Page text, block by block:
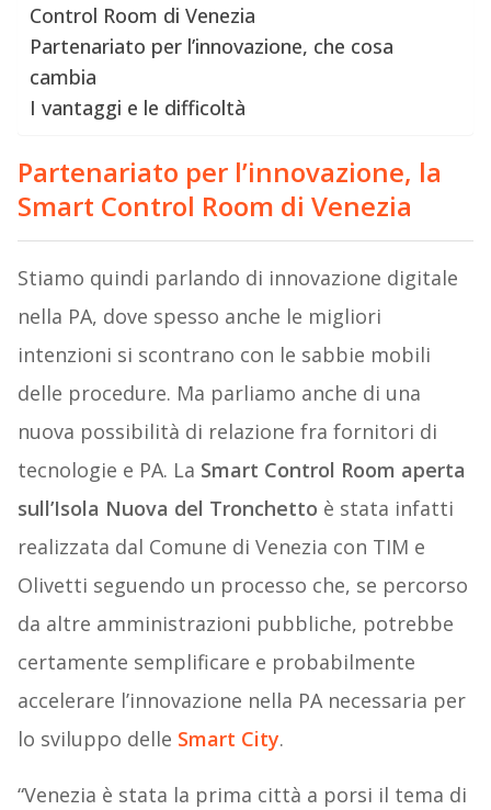
Control Room di Venezia
Partenariato per l’innovazione, che cosa
cambia
I vantaggi e le difficoltà
Partenariato per l’innovazione, la
Smart Control Room di Venezia
Stiamo quindi parlando di innovazione digitale
nella PA, dove spesso anche le migliori
intenzioni si scontrano con le sabbie mobili
delle procedure. Ma parliamo anche di una
nuova possibilità di relazione fra fornitori di
tecnologie e PA. La Smart Control Room aperta
sull’Isola Nuova del Tronchetto è stata infatti
realizzata dal Comune di Venezia con TIM e
Olivetti seguendo un processo che, se percorso
da altre amministrazioni pubbliche, potrebbe
certamente semplificare e probabilmente
accelerare l’innovazione nella PA necessaria per
lo sviluppo delle Smart City.
“Venezia è stata la prima città a porsi il tema di